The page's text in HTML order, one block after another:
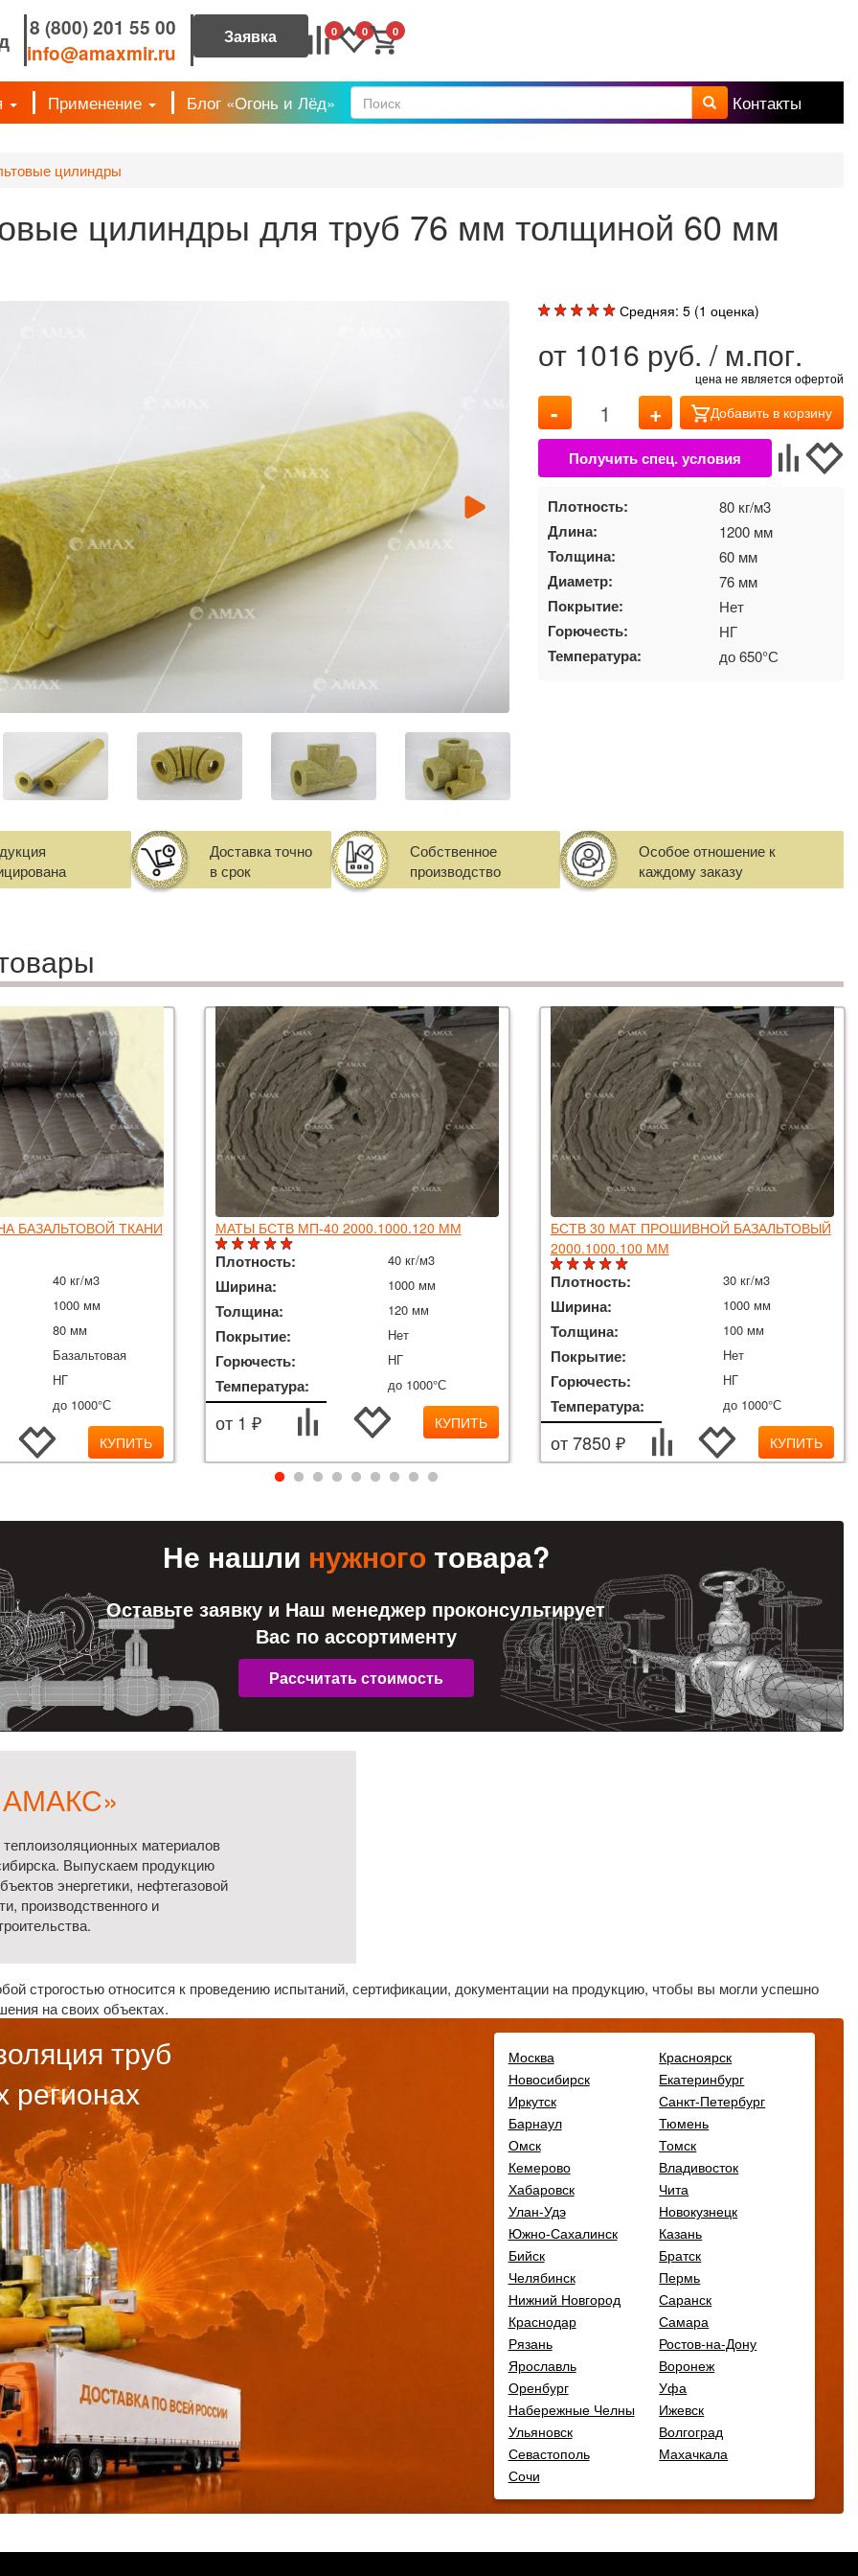
8 (800) 201 55 00
info@amaxmir.ru
0 0 0
Применение Блог «Огонь и Лёд» Форма поиска Контакты
цилиндры
цилиндры для труб 76 мм толщиной 60 мм
Средняя: 5 (1 оценка)
от 1016 руб. / м.пог.
цена не является офертой
- + Добавить в корзину
Плотность: 80 кг/м3
Длина: 1200 мм
Толщина: 60 мм
Диаметр: 76 мм
Покрытие: Нет
Горючесть: НГ
Температура: до 650°С
Доставка точно
в срок
Собственное
производство
Особое отношение к
каждому заказу
БАЗАЛЬТОВОЙ ТКАНИ
40 кг/м3
1000 мм
80 мм
Базальтовая
НГ
до 1000°С
КУПИТЬ
МАТЫ БСТВ МП-40 2000.1000.120 ММ
Плотность: 40 кг/м3
Ширина: 1000 мм
Толщина: 120 мм
Покрытие: Нет
Горючесть: НГ
Температура: до 1000°С
от 1 ₽ КУПИТЬ
БСТВ 30 МАТ ПРОШИВНОЙ БАЗАЛЬТОВЫЙ
2000.1000.100 ММ
Плотность: 30 кг/м3
Ширина: 1000 мм
Толщина: 100 мм
Покрытие: Нет
Горючесть: НГ
Температура: до 1000°С
от 7850 ₽ КУПИТЬ
Не нашли нужноготовара?
Оставьте заявку и Наш менеджер проконсультирует
Вас по ассортименту
материалов
Выпускаем продукцию
энергетики, нефтегазовой
производственного и
строгостью относится к проведению испытаний, сертификации, документации на продукцию, чтобы вы могли успешно
на своих объектах.
труб
регионах
Москва
Красноярск
Новосибирск
Екатеринбург
Иркутск
Санкт-Петербург
Барнаул
Тюмень
Омск
Томск
Кемерово
Владивосток
Хабаровск
Чита
Улан-Удэ
Новокузнецк
Южно-Сахалинск
Казань
Бийск
Братск
Челябинск
Пермь
Нижний Новгород
Саранск
Краснодар
Самара
Рязань
Ростов-на-Дону
Ярославль
Воронеж
Оренбург
Уфа
Набережные Челны
Ижевск
Ульяновск
Волгоград
Севастополь
Махачкала
Сочи